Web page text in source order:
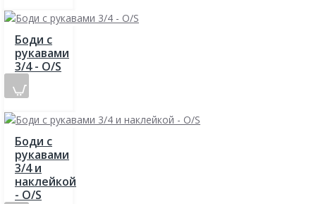
Боди с
рукавами
3/4 - O/S
Боди с
рукавами
3/4 и
наклейкой
- O/S